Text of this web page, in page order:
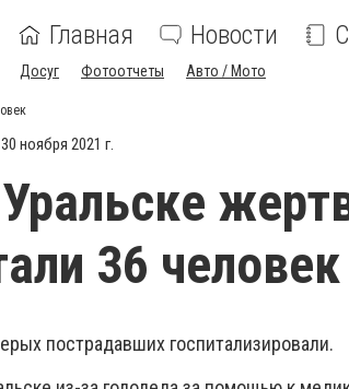
Главная Новости
Досуг Фотоотчеты Авто / Мото
ноября 2021 г.
36 человек
пострадавших госпитализировали.